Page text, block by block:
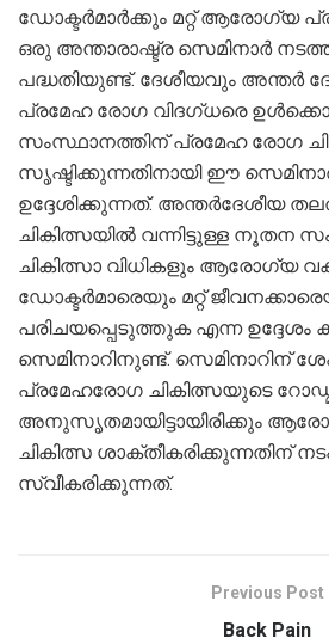
ഡോക്ടര്‍മാര്‍ക്കും മറ്റ് ആരോഗ്യ
ഒരു അന്താരാഷ്ട്ര സെമിനാര്‍
പദ്ധതിയുണ്ട്. ദേശീയവും അന്തര്‍
പ്രമേഹ രോഗ വിദഗ്ധരെ
സംസ്ഥാനത്തിന് പ്രമേഹ രോഗ
സൃഷ്ടിക്കുന്നതിനായി ഈ
ഉദ്ദേശിക്കുന്നത്. അന്തര്‍ദേശീയ
ചികിത്സയില്‍ വന്നിട്ടുള്ള നൂതന
ചികിത്സാ വിധികളും ആരോഗ്യ
ഡോക്ടര്‍മാരെയും മറ്റ്
പരിചയപ്പെടുത്തുക എന്ന
സെമിനാറിനുണ്ട്. സെമിനാറിന്
പ്രമേഹരോഗ ചികിത്സയുടെ
അനുസൃതമായിട്ടായിരിക്കും
ചികിത്സ ശാക്തീകരിക്കുന്നതിന്
സ്വീകരിക്കുന്നത്.
Previous Post
Back Pain